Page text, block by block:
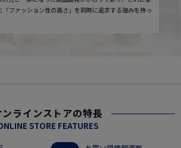
「ファッション性の高さ」を同時に追求する強みを持っ
ンラインストアの特長
STORE FEATURES